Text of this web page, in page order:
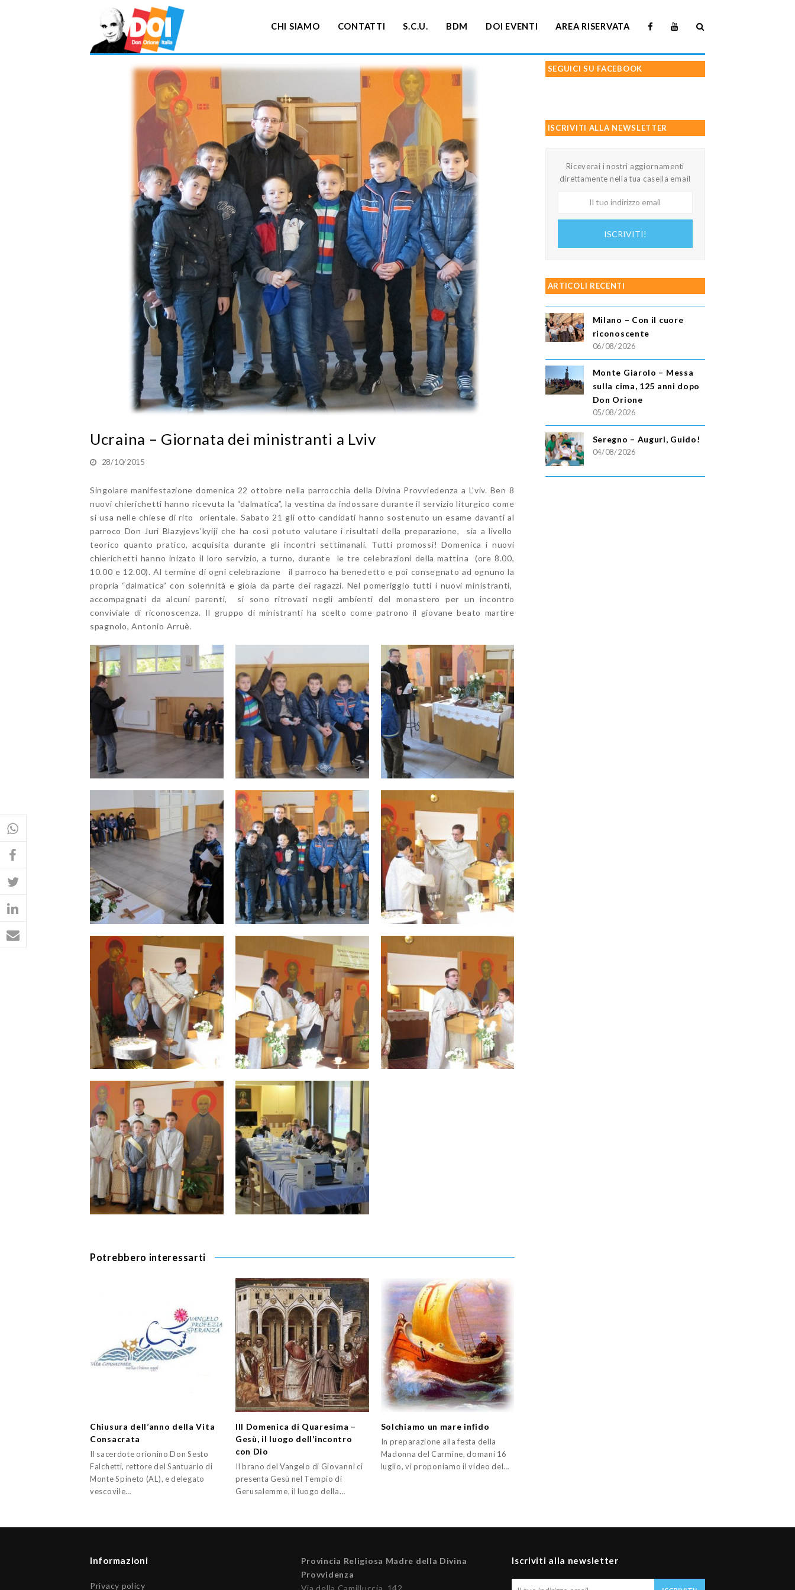
CHI SIAMO CONTATTI S.C.U. BDM DOI EVENTI AREA RISERVATA
Ucraina – Giornata dei ministranti a Lviv
28/10/2015
Singolare manifestazione domenica 22 ottobre nella parrocchia della Divina Provviedenza a L’viv. Ben 8
nuovi chierichetti hanno ricevuta la “dalmatica”, la vestina da indossare durante il servizio liturgico come
si usa nelle chiese di rito orientale. Sabato 21 gli otto candidati hanno sostenuto un esame davanti al
parroco Don Juri Blazyjevs’kyiji che ha così potuto valutare i risultati della preparazione, sia a livello
teorico quanto pratico, acquisita durante gli incontri settimanali. Tutti promossi! Domenica i nuovi
chierichetti hanno inizato il loro servizio, a turno, durante le tre celebrazioni della mattina (ore 8.00,
10.00 e 12.00). Al termine di ogni celebrazione il parroco ha benedetto e poi consegnato ad ognuno la
propria “dalmatica” con solennità e gioia da parte dei ragazzi. Nel pomeriggio tutti i nuovi ministranti,
accompagnati da alcuni parenti, si sono ritrovati negli ambienti del monastero per un incontro
conviviale di riconoscenza. Il gruppo di ministranti ha scelto come patrono il giovane beato martire
spagnolo, Antonio Arruè.
Potrebbero interessarti
Chiusura dell’anno della Vita
Consacrata
Il sacerdote orionino Don Sesto
Falchetti, rettore del Santuario di
Monte Spineto (AL), e delegato
vescovile…
III Domenica di Quaresima –
Gesù, il luogo dell’incontro
con Dio
Il brano del Vangelo di Giovanni ci
presenta Gesù nel Tempio di
Gerusalemme, il luogo della…
Solchiamo un mare infido
In preparazione alla festa della
Madonna del Carmine, domani 16
luglio, vi proponiamo il video del…
SEGUICI SU FACEBOOK
ISCRIVITI ALLA NEWSLETTER
Riceverai i nostri aggiornamenti
direttamente nella tua casella email
ISCRIVITI!
ARTICOLI RECENTI
Milano – Con il cuore
riconoscente
06/08/2026
Monte Giarolo – Messa
sulla cima, 125 anni dopo
Don Orione
05/08/2026
Seregno – Auguri, Guido!
04/08/2026
Informazioni
Privacy policy
Provincia Religiosa Madre della Divina
Provvidenza
Via della Camilluccia, 142
Iscriviti alla newsletter